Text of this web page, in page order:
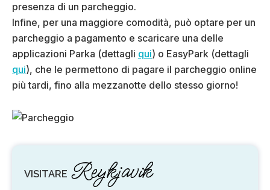
presenza di un parcheggio.
Infine, per una maggiore comodità, può optare per un
parcheggio a pagamento e scaricare una delle
applicazioni Parka (dettagli qui) o EasyPark (dettagli
qui), che le permettono di pagare il parcheggio online
più tardi, fino alla mezzanotte dello stesso giorno!
VISITARE Reykjavik